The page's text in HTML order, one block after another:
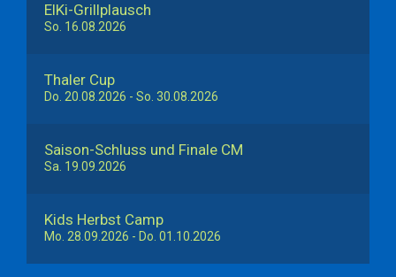
ElKi-Grillplausch
So. 16.08.2026
Thaler Cup
Do. 20.08.2026 - So. 30.08.2026
Saison-Schluss und Finale CM
Sa. 19.09.2026
Kids Herbst Camp
Mo. 28.09.2026 - Do. 01.10.2026